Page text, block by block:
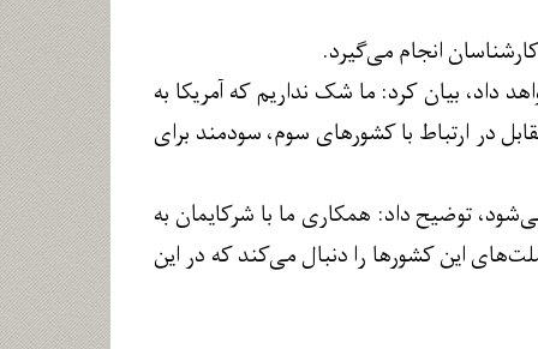
انجام می‌گیرد.
داد، بیان کرد: ما شک نداریم که آمریکا به
در ارتباط با کشورهای سوم، سودمند برای
توضیح داد: همکاری ما با شرکایمان به
این کشورها را دنبال می‌کند که در این